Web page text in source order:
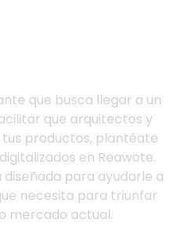
que busca llegar a un
que arquitectos y
productos, plantéate
en Reawote.
para ayudarle a
necesita para triunfar
mercado actual.